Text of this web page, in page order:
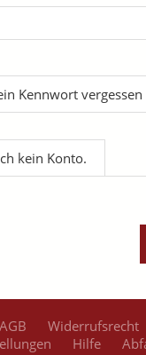
Kennwort vergessen
kein Konto.
AGB Widerrufsrecht
Hilfe